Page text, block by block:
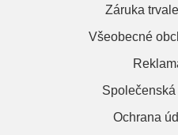
Záruka
Všeobecné
Ochrana